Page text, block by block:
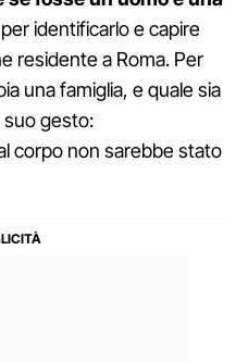
identificarlo e capire
residente a Roma. Per
una famiglia, e quale sia
suo gesto:
corpo non sarebbe stato